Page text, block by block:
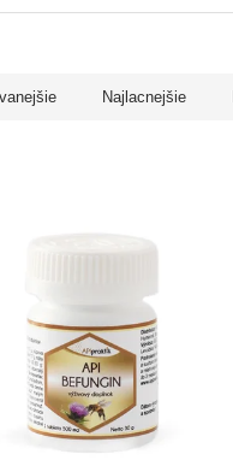
Najlacnejšie